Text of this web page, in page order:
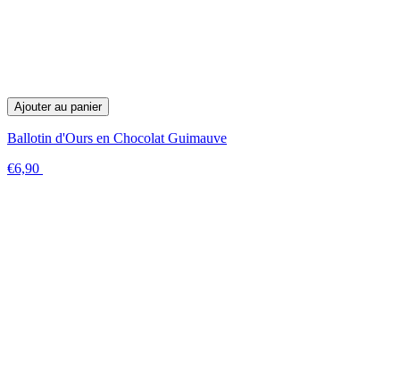
Ajouter au panier
Ballotin d'Ours en Chocolat Guimauve
€6,90